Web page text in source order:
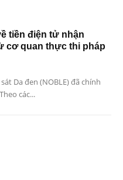
tiền điện tử nhận
cơ quan thực thi pháp
Da đen (NOBLE) đã chính
các...